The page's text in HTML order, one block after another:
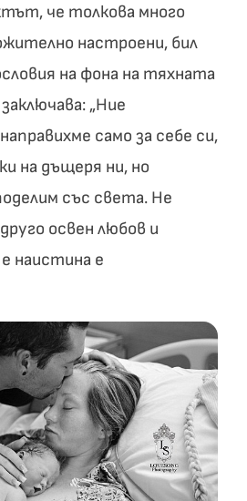
че толкова много
настроени, бил
на фона на тяхната
„Ние
само за себе си,
на дъщеря ни, но
със света. Не
освен любов и
наистина е